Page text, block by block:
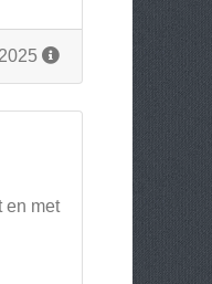
en met